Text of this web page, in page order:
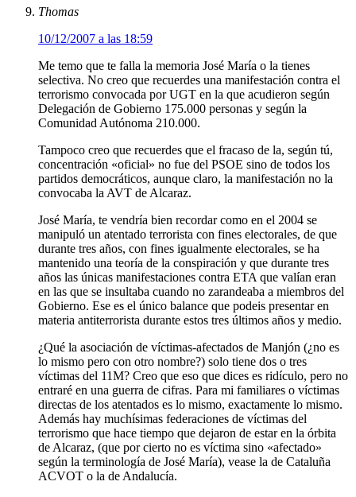
Thomas
10/12/2007 a las 18:59
Me temo que te falla la memoria José María o la tienes
selectiva. No creo que recuerdes una manifestación contra el
terrorismo convocada por UGT en la que acudieron según
Delegación de Gobierno 175.000 personas y según la
Comunidad Autónoma 210.000.
Tampoco creo que recuerdes que el fracaso de la, según tú,
concentración «oficial» no fue del PSOE sino de todos los
partidos democráticos, aunque claro, la manifestación no la
convocaba la AVT de Alcaraz.
José María, te vendría bien recordar como en el 2004 se
manipuló un atentado terrorista con fines electorales, de que
durante tres años, con fines igualmente electorales, se ha
mantenido una teoría de la conspiración y que durante tres
años las únicas manifestaciones contra ETA que valían eran
en las que se insultaba cuando no zarandeaba a miembros del
Gobierno. Ese es el único balance que podeis presentar en
materia antiterrorista durante estos tres últimos años y medio.
¿Qué la asociación de víctimas-afectados de Manjón (¿no es
lo mismo pero con otro nombre?) solo tiene dos o tres
víctimas del 11M? Creo que eso que dices es ridículo, pero no
entraré en una guerra de cifras. Para mi familiares o víctimas
directas de los atentados es lo mismo, exactamente lo mismo.
Además hay muchísimas federaciones de víctimas del
terrorismo que hace tiempo que dejaron de estar en la órbita
de Alcaraz, (que por cierto no es víctima sino «afectado»
según la terminología de José María), vease la de Cataluña
ACVOT o la de Andalucía.